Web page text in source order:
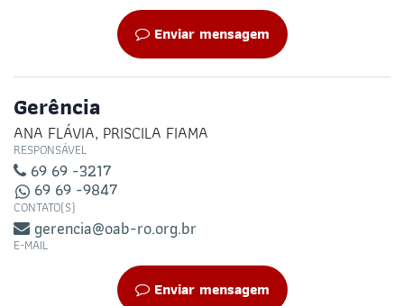
Enviar mensagem
Gerência
ANA FLÁVIA, PRISCILA FIAMA
RESPONSÁVEL
69 69 -3217
69 69 -9847
CONTATO(S)
gerencia@oab-ro.org.br
E-MAIL
Enviar mensagem